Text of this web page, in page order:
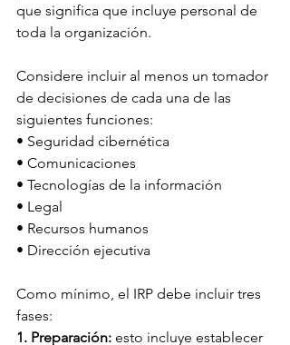
que significa que incluye personal de
toda la organización.
Considere incluir al menos un tomador
de decisiones de cada una de las
siguientes funciones:
• Seguridad cibernética
• Comunicaciones
• Tecnologías de la información
• Legal
• Recursos humanos
• Dirección ejecutiva
Como mínimo, el IRP debe incluir tres
fases:
1. Preparación: esto incluye establecer